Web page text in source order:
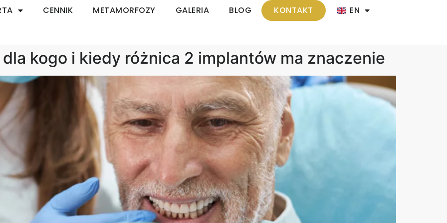
CENNIK METAMORFOZY GALERIA BLOG KONTAKT EN
kogo i kiedy różnica 2 implantów ma znaczenie